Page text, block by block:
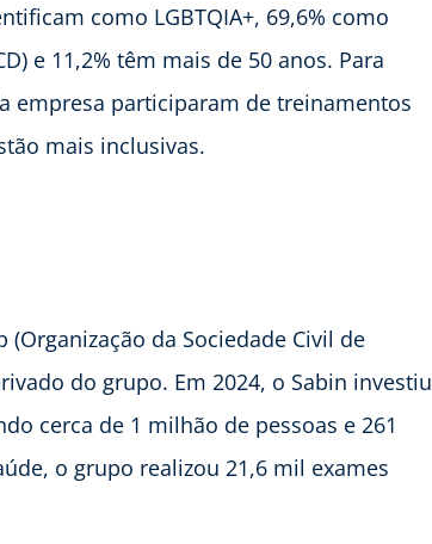
como LGBTQIA+, 69,6% como
e 11,2% têm mais de 50 anos. Para
empresa participaram de treinamentos
mais inclusivas.
da Sociedade Civil de
do grupo. Em 2024, o Sabin investiu
cerca de 1 milhão de pessoas e 261
o grupo realizou 21,6 mil exames